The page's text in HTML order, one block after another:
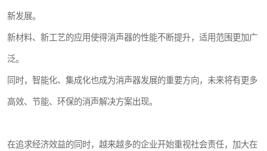
新发展。
新材料、新工艺的应用使得消声器的性能不断提升，适用范围更加广
泛。
同时，智能化、集成化也成为消声器发展的重要方向，未来将有更多
高效、节能、环保的消声解决方案出现。
在追求经济效益的同时，越来越多的企业开始重视社会责任，加大在